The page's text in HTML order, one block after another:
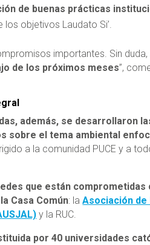
de buenas prácticas
los objetivos Laudato Si’.
importantes. Sin duda,
de los próximos meses”,
además, se desarrollaron
sobre el tema ambiental
a la comunidad PUCE y a
que están
Casa Común: laAsociación de
y la RUC.
por 40 universidades